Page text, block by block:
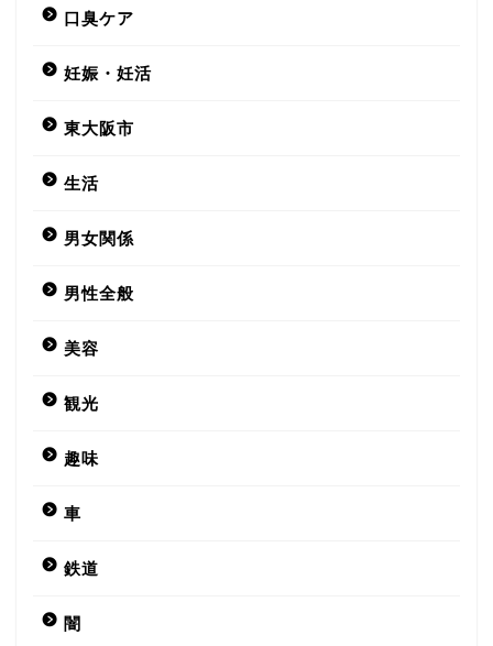
口臭ケア
妊娠・妊活
東大阪市
生活
男女関係
男性全般
美容
観光
趣味
車
鉄道
闇